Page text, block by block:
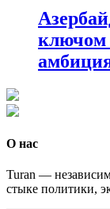
ключом
О нас
Turan —
стыке политики,